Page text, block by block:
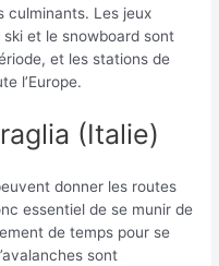
culminants. Les jeux
ski et le snowboard sont
et les stations de
l’Europe.
(Italie)
donner les routes
essentiel de se munir de
de temps pour se
sont